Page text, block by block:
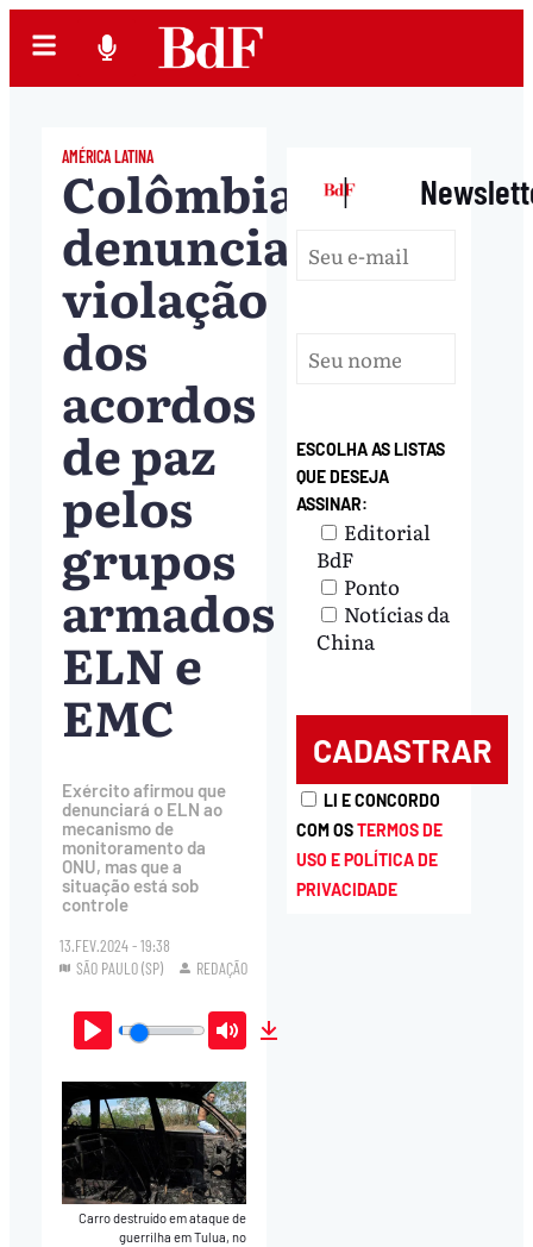
AMÉRICA LATINA
Colômbia
denuncia
violação
dos
acordos
de paz
pelos
grupos
armados
ELN e
EMC
Exército afirmou que
denunciará o ELN ao
mecanismo de
monitoramento da
ONU, mas que a
situação está sob
controle
13.FEV.2024 - 19:38
SÃO PAULO (SP)
REDAÇÃO
Play Mute
Carro destruído em ataque de
guerrilha em Tulua, no
|
ESCOLHA AS LISTAS
QUE DESEJA
ASSINAR:
Editorial
BdF
Ponto
Notícias da
China
LI E CONCORDO
COM OSTERMOS DE
USO E POLÍTICA DE
PRIVACIDADE